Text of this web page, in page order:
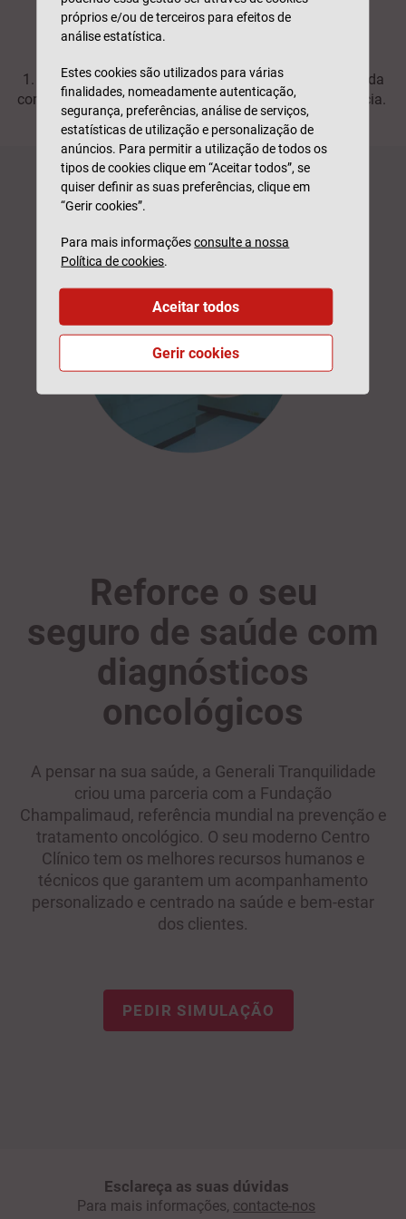
1. Custo de chamada para a rede fixa nacional / Data da
consulta deve respeitar os 90 dias de período de carência.
Reforce o seu
seguro de saúde com
diagnósticos
oncológicos
A pensar na sua saúde, a Generali Tranquilidade
criou uma parceria com a Fundação
Champalimaud, referência mundial na prevenção e
tratamento oncológico. O seu moderno Centro
Clínico tem os melhores recursos humanos e
técnicos que garantem um acompanhamento
personalizado e centrado na saúde e bem-estar
dos clientes.
PEDIR SIMULAÇÃO
Esclareça as suas dúvidas
Para mais informações, contacte-nos
próprios e/ou de terceiros para efeitos de
análise estatística.
Estes cookies são utilizados para várias
finalidades, nomeadamente autenticação,
segurança, preferências, análise de serviços,
estatísticas de utilização e personalização de
anúncios. Para permitir a utilização de todos os
tipos de cookies clique em “Aceitar todos”, se
quiser definir as suas preferências, clique em
“Gerir cookies”.
Para mais informaçõesconsulte a nossa
Política de cookies.
Gerir cookies
Aceitar todos